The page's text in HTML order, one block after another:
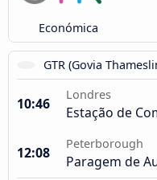
Económica
GTR (Govia
10:46
Londres
Estação de
12:08
Peterborough
Paragem de